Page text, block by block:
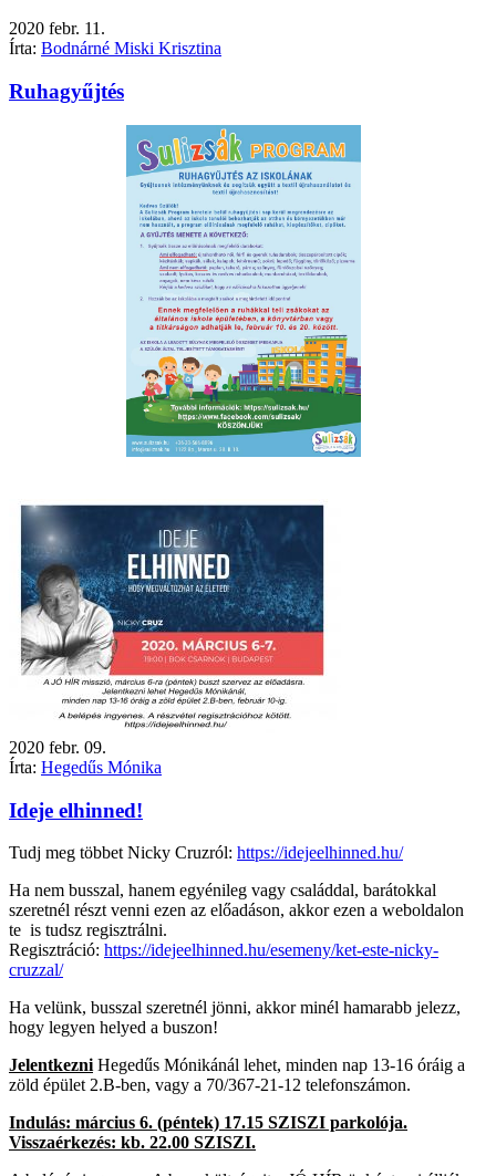
2020 febr. 11.
Írta: Bodnárné Miski Krisztina
Ruhagyűjtés
2020 febr. 09.
Írta: Hegedűs Mónika
Ideje elhinned!
Tudj meg többet Nicky Cruzról: https://idejeelhinned.hu/
Ha nem busszal, hanem egyénileg vagy családdal, barátokkal
szeretnél részt venni ezen az előadáson, akkor ezen a weboldalon
te is tudsz regisztrálni.
Regisztráció: https://idejeelhinned.hu/esemeny/ket-este-nicky-
cruzzal/
Ha velünk, busszal szeretnél jönni, akkor minél hamarabb jelezz,
hogy legyen helyed a buszon!
Jelentkezni Hegedűs Mónikánál lehet, minden nap 13-16 óráig a
zöld épület 2.B-ben, vagy a 70/367-21-12 telefonszámon.
Indulás: március 6. (péntek) 17.15 SZISZI parkolója.
Visszaérkezés: kb. 22.00 SZISZI.